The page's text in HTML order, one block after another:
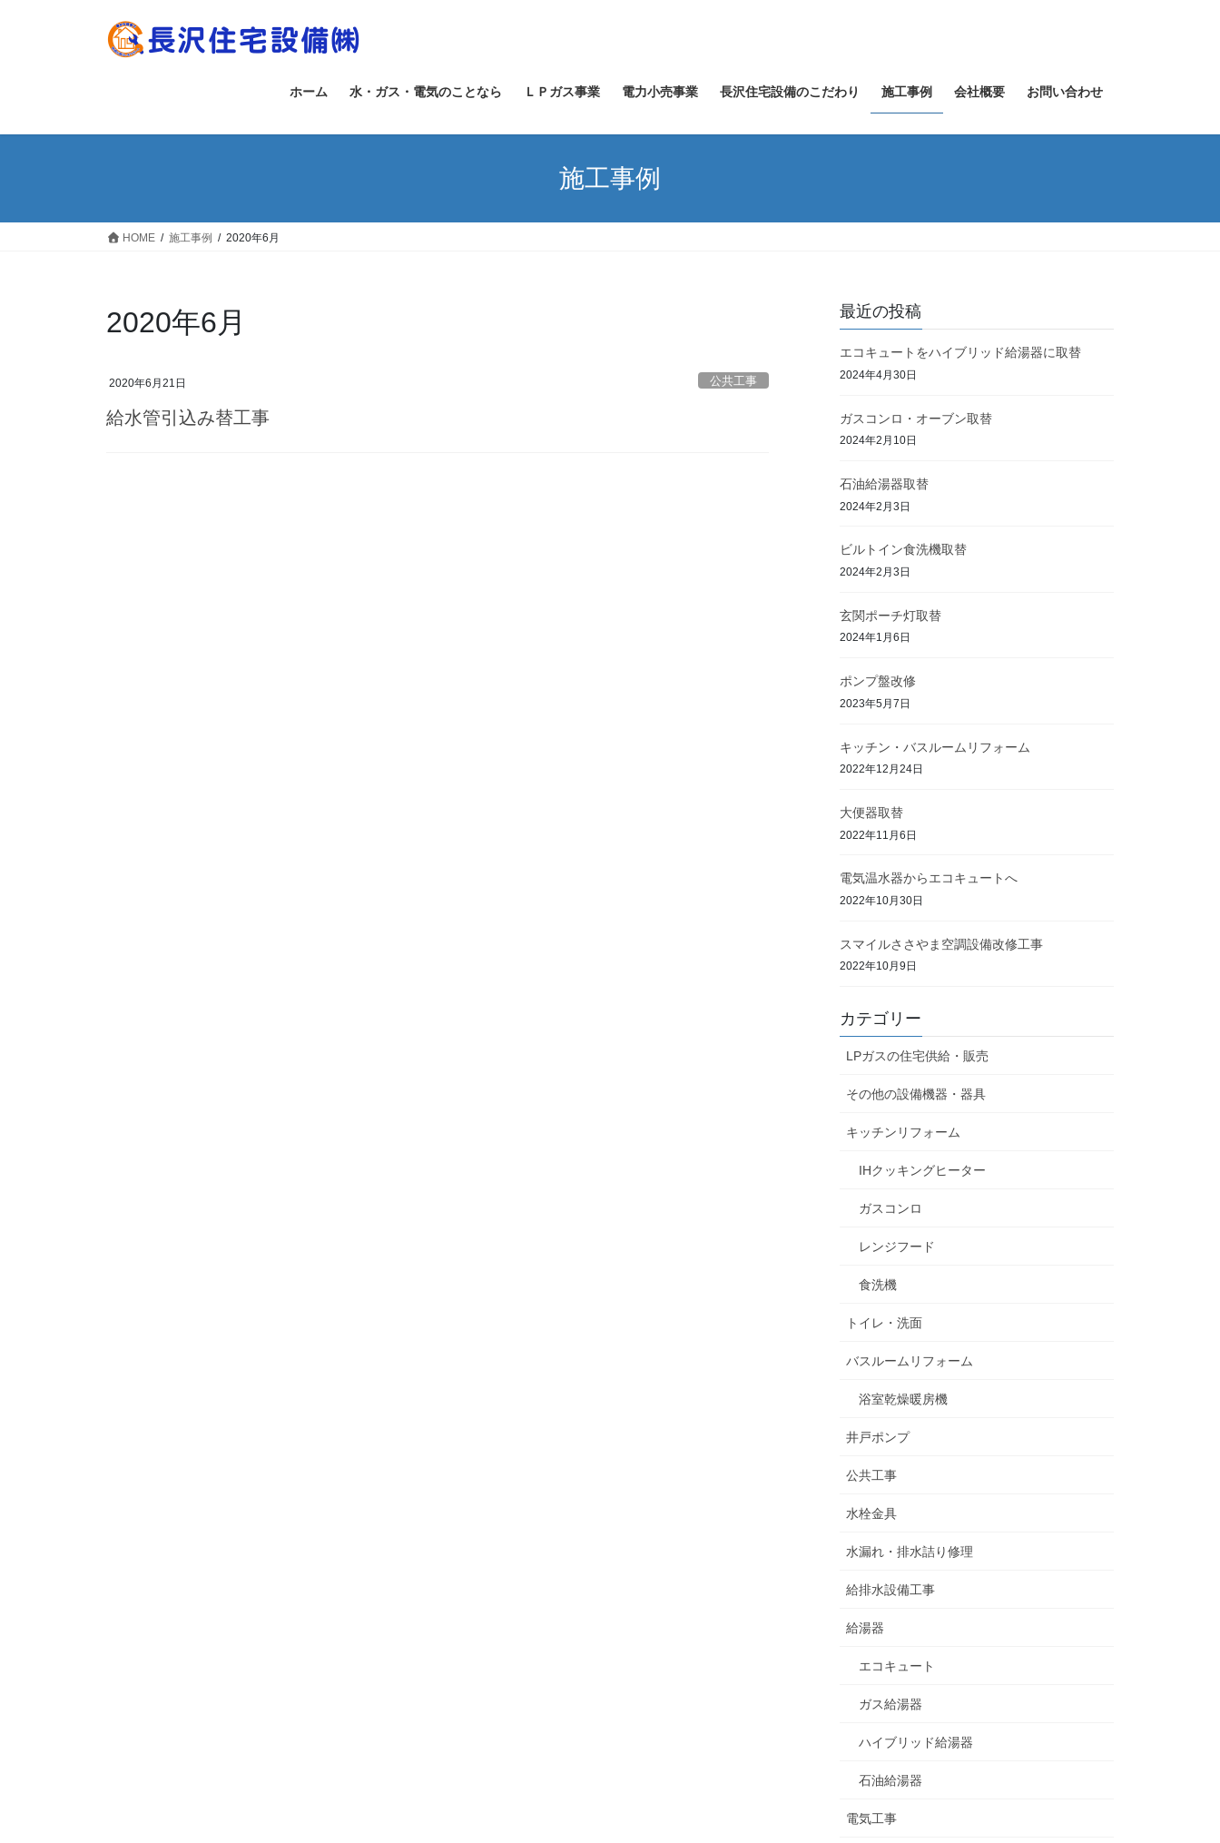
ホーム 水・ガス・電気のことなら ＬＰガス事業 電力小売事業 長沢住宅設備のこだわり 施工事例 会社概要 お問い合わせ
施工事例
HOME 施工事例 2020年6月
2020年6月
2020年6月21日 公共工事
給水管引込み替工事
最近の投稿
エコキュートをハイブリッド給湯器に取替
2024年4月30日
ガスコンロ・オーブン取替
2024年2月10日
石油給湯器取替
2024年2月3日
ビルトイン食洗機取替
2024年2月3日
玄関ポーチ灯取替
2024年1月6日
ポンプ盤改修
2023年5月7日
キッチン・バスルームリフォーム
2022年12月24日
大便器取替
2022年11月6日
電気温水器からエコキュートへ
2022年10月30日
スマイルささやま空調設備改修工事
2022年10月9日
カテゴリー
LPガスの住宅供給・販売
その他の設備機器・器具
キッチンリフォーム
IHクッキングヒーター
ガスコンロ
レンジフード
食洗機
トイレ・洗面
バスルームリフォーム
浴室乾燥暖房機
井戸ポンプ
公共工事
水栓金具
水漏れ・排水詰り修理
給排水設備工事
給湯器
エコキュート
ガス給湯器
ハイブリッド給湯器
石油給湯器
電気工事